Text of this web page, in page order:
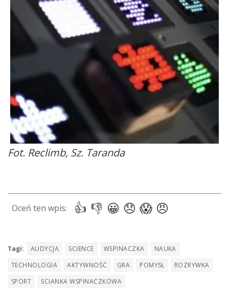
Fot. Reclimb, Sz. Taranda
Tagi: AUDYCJA SCIENCE WSPINACZKA
NAUKA
TECHNOLOGIA
AKTYWNOŚĆ GRA POMYSŁ
ROZRYWKA
SPORT
SCIANKA WSPINACZKOWA